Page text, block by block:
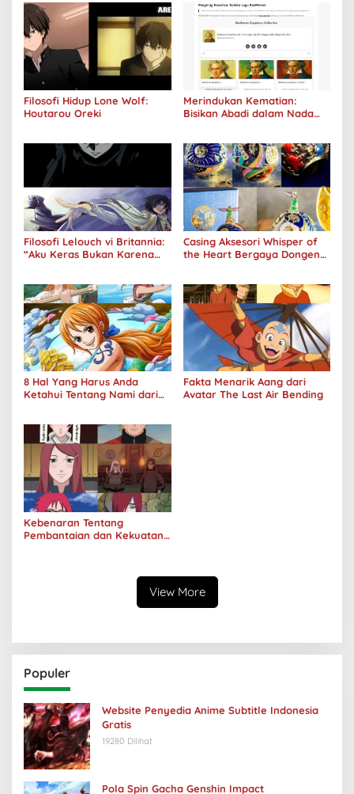
Filosofi Hidup Lone Wolf:
Houtarou Oreki
Merindukan Kematian:
Bisikan Abadi dalam Nada
Filosofi Lelouch vi Britannia:
“Aku Keras Bukan Karena
Casing Aksesori Whisper of
the Heart Bergaya Dongeng
8 Hal Yang Harus Anda
Ketahui Tentang Nami dari
Fakta Menarik Aang dari
Avatar The Last Air Bending
Kebenaran Tentang
Pembantaian dan Kekuatan
View More
Populer
Website Penyedia Anime Subtitle Indonesia
Gratis
19280 Dilihat
Pola Spin Gacha Genshin Impact